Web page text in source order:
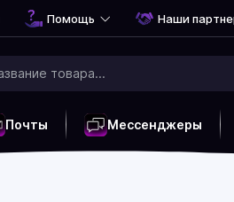
Помощь Наши
Почты Мессенджеры